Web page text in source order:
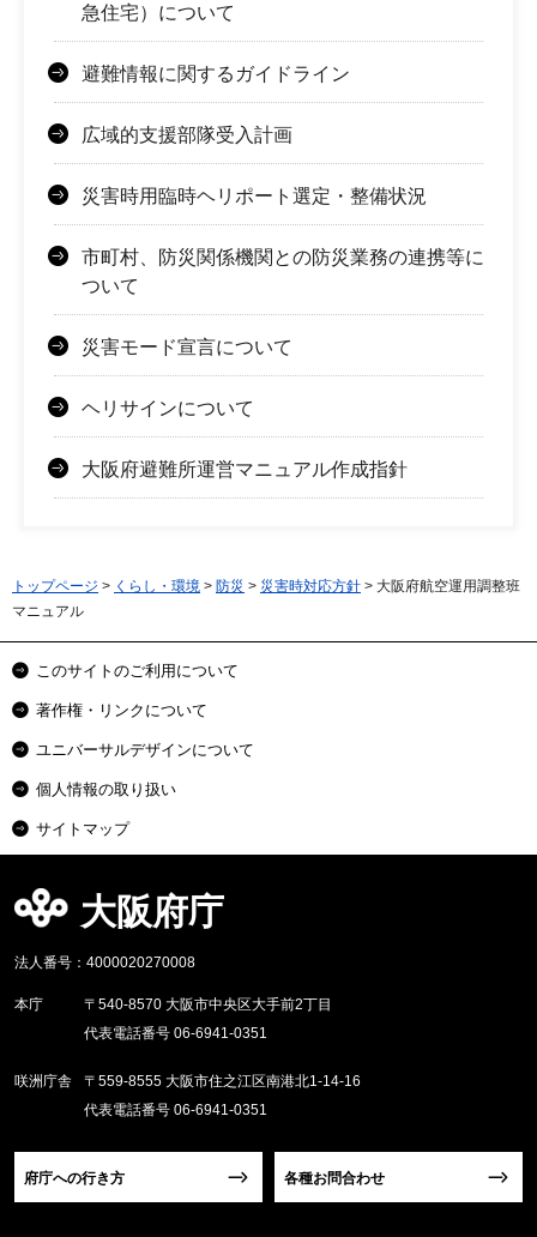
急住宅）について
避難情報に関するガイドライン
広域的支援部隊受入計画
災害時用臨時ヘリポート選定・整備状況
市町村、防災関係機関との防災業務の連携等に
ついて
災害モード宣言について
ヘリサインについて
大阪府避難所運営マニュアル作成指針
トップページ > くらし・環境 > 防災 > 災害時対応方針 > 大阪府航空運用調整班
マニュアル
このサイトのご利用について
著作権・リンクについて
ユニバーサルデザインについて
個人情報の取り扱い
サイトマップ
大阪府庁
法人番号：4000020270008
本庁
〒540-8570 大阪市中央区大手前2丁目
代表電話番号 06-6941-0351
咲洲庁舎
〒559-8555 大阪市住之江区南港北1-14-16
代表電話番号 06-6941-0351
府庁への行き方 各種お問合わせ